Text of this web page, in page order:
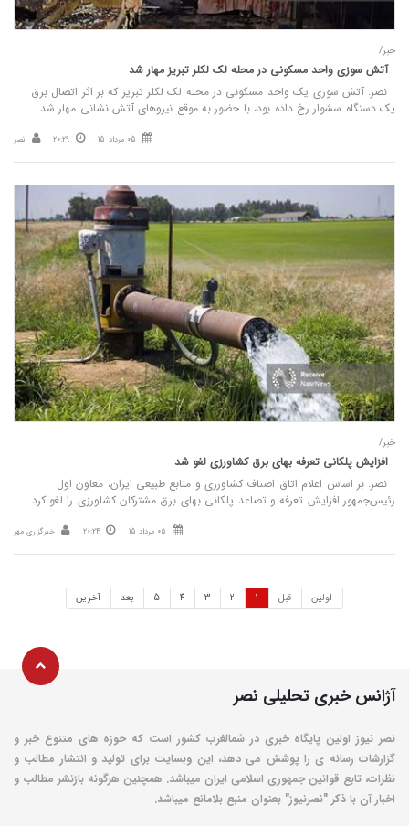
خبر/
آتش‌ سوزی واحد مسکونی در محله لک‌ لکلر تبریز مهار شد
نصر: آتش‌ سوزی یک واحد مسکونی در محله لک‌ لکلر تبریز که بر اثر اتصال برق
یک دستگاه سشوار رخ داده بود، با حضور به‌ موقع نیروهای آتش‌ نشانی مهار شد.
05 مرداد 15 20:29 نصر
خبر/
افزایش پلکانی تعرفه بهای برق کشاورزی لغو شد
نصر: بر اساس اعلام اتاق اصناف کشاورزی و منابع طبیعی ایران، معاون اول
رئیس‌جمهور افزایش تعرفه و تصاعد پلکانی بهای برق مشترکان کشاورزی را لغو کرد.
05 مرداد 15 20:24 خبرگزاری مهر
اولین قبل 1
2
3
4
5 بعد آخرین
آژانس خبری تحلیلی نصر
نصر نیوز اولین پایگاه خبری در شمالغرب کشور است که حوزه های متنوع خبر و
گزارشات رسانه ی را پوشش می دهد، این وبسایت برای تولید و انتشار مطالب و
نظرات، تابع قوانین جمهوری اسلامی ایران میباشد. همچنین هرگونه بازنشر مطالب و
اخبار آن با ذکر "نصرنیوز" بعنوان منبع بلامانع میباشد.